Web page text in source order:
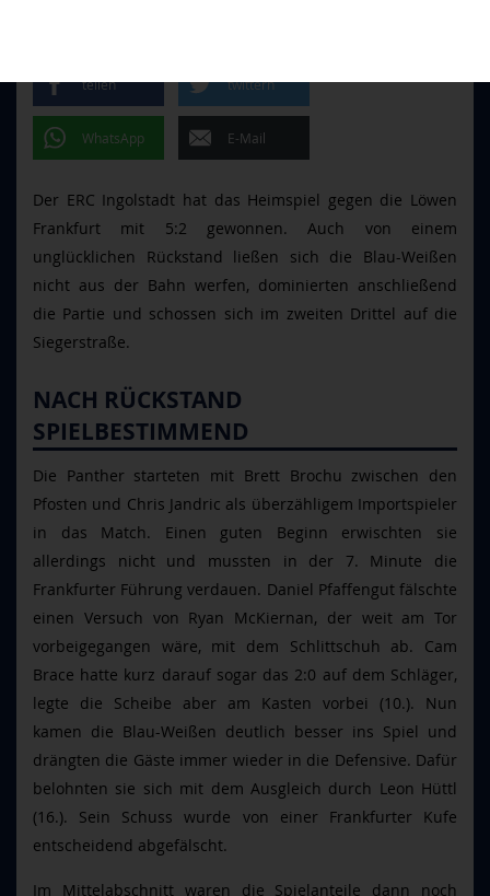
teilen twittern
WhatsApp E-Mail
Der ERC Ingolstadt hat das Heimspiel gegen die Löwen
Frankfurt mit 5:2 gewonnen. Auch von einem
unglücklichen Rückstand ließen sich die Blau-Weißen
nicht aus der Bahn werfen, dominierten anschließend
die Partie und schossen sich im zweiten Drittel auf die
Siegerstraße.
NACH RÜCKSTAND
SPIELBESTIMMEND
Die Panther starteten mit Brett Brochu zwischen den
Pfosten und Chris Jandric als überzähligem Importspieler
in das Match. Einen guten Beginn erwischten sie
allerdings nicht und mussten in der 7. Minute die
Frankfurter Führung verdauen. Daniel Pfaffengut fälschte
einen Versuch von Ryan McKiernan, der weit am Tor
vorbeigegangen wäre, mit dem Schlittschuh ab. Cam
Brace hatte kurz darauf sogar das 2:0 auf dem Schläger,
legte die Scheibe aber am Kasten vorbei (10.). Nun
kamen die Blau-Weißen deutlich besser ins Spiel und
drängten die Gäste immer wieder in die Defensive. Dafür
belohnten sie sich mit dem Ausgleich durch Leon Hüttl
(16.). Sein Schuss wurde von einer Frankfurter Kufe
entscheidend abgefälscht.
Im Mittelabschnitt waren die Spielanteile dann noch